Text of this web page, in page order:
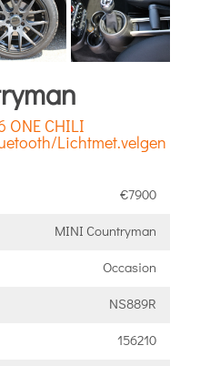
ONE CHILI
Lichtmet.velgen
€7900
MINI Countryman
Occasion
NS889R
156210